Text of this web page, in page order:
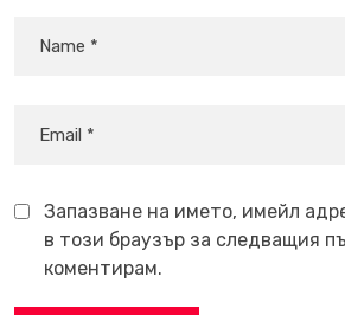
Запазване на името, имейл
в този браузър за следващия
коментирам.